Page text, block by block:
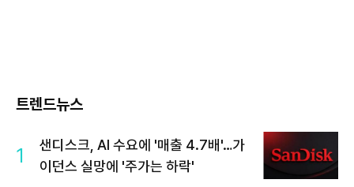
트렌드뉴스
1
샌디스크, AI 수요에 '매출 4.7배'…가
이던스 실망에 '주가는 하락'